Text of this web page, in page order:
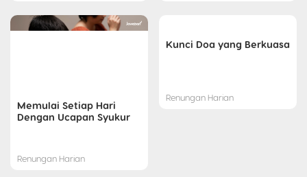
Memulai Setiap Hari
Dengan Ucapan Syukur
Renungan Harian
Kunci Doa yang Berkuasa
Renungan Harian